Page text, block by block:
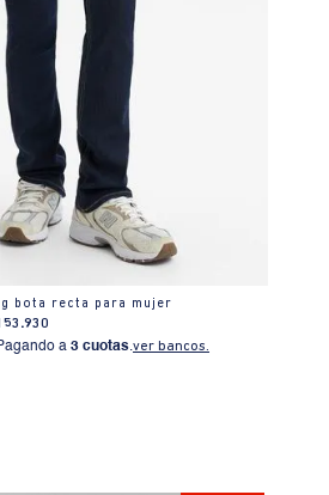
bota recta para mujer
.930
a3 cuotas.ver bancos.